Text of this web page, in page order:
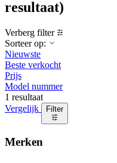
resultaat)
Verberg filter
Sorteer op:
Nieuwste
Beste verkocht
Prijs
Model nummer
1 resultaat
Vergelijk
Filter
Merken